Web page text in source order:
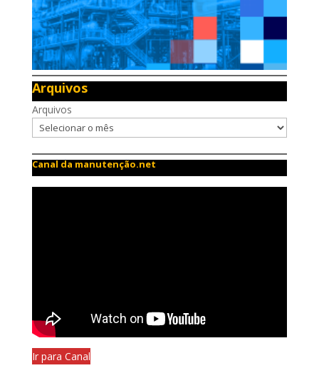
Arquivos
Arquivos
Canal da manutenção.net
Ir para Canal